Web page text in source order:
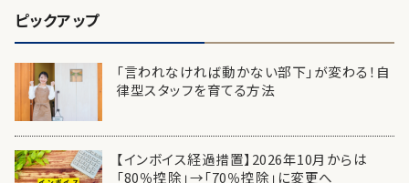
ピックアップ
「言われなければ動かない部下」が変わる！自
律型スタッフを育てる方法
【インボイス経過措置】2026年10月からは
「80％控除」→「70％控除」に変更へ